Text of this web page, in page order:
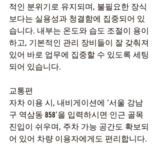
적인 분위기로 유지되며, 불필요한 장식
보다는 실용성과 청결함에 집중되어 있
습니다. 내부는 온도와 습도 조절이 용이
하고, 기본적인 관리 장비들이 잘 갖춰져
있어 바로 업무에 집중할 수 있도록 세팅
되어 있습니다.
교통편
자차 이용 시, 내비게이션에 ‘서울 강남
구 역삼동 858’을 입력하시면 인근 골목
진입이 쉬우며, 주차 가능 공간도 확보되
어 있어 차량 이용자에게도 편리합니다.